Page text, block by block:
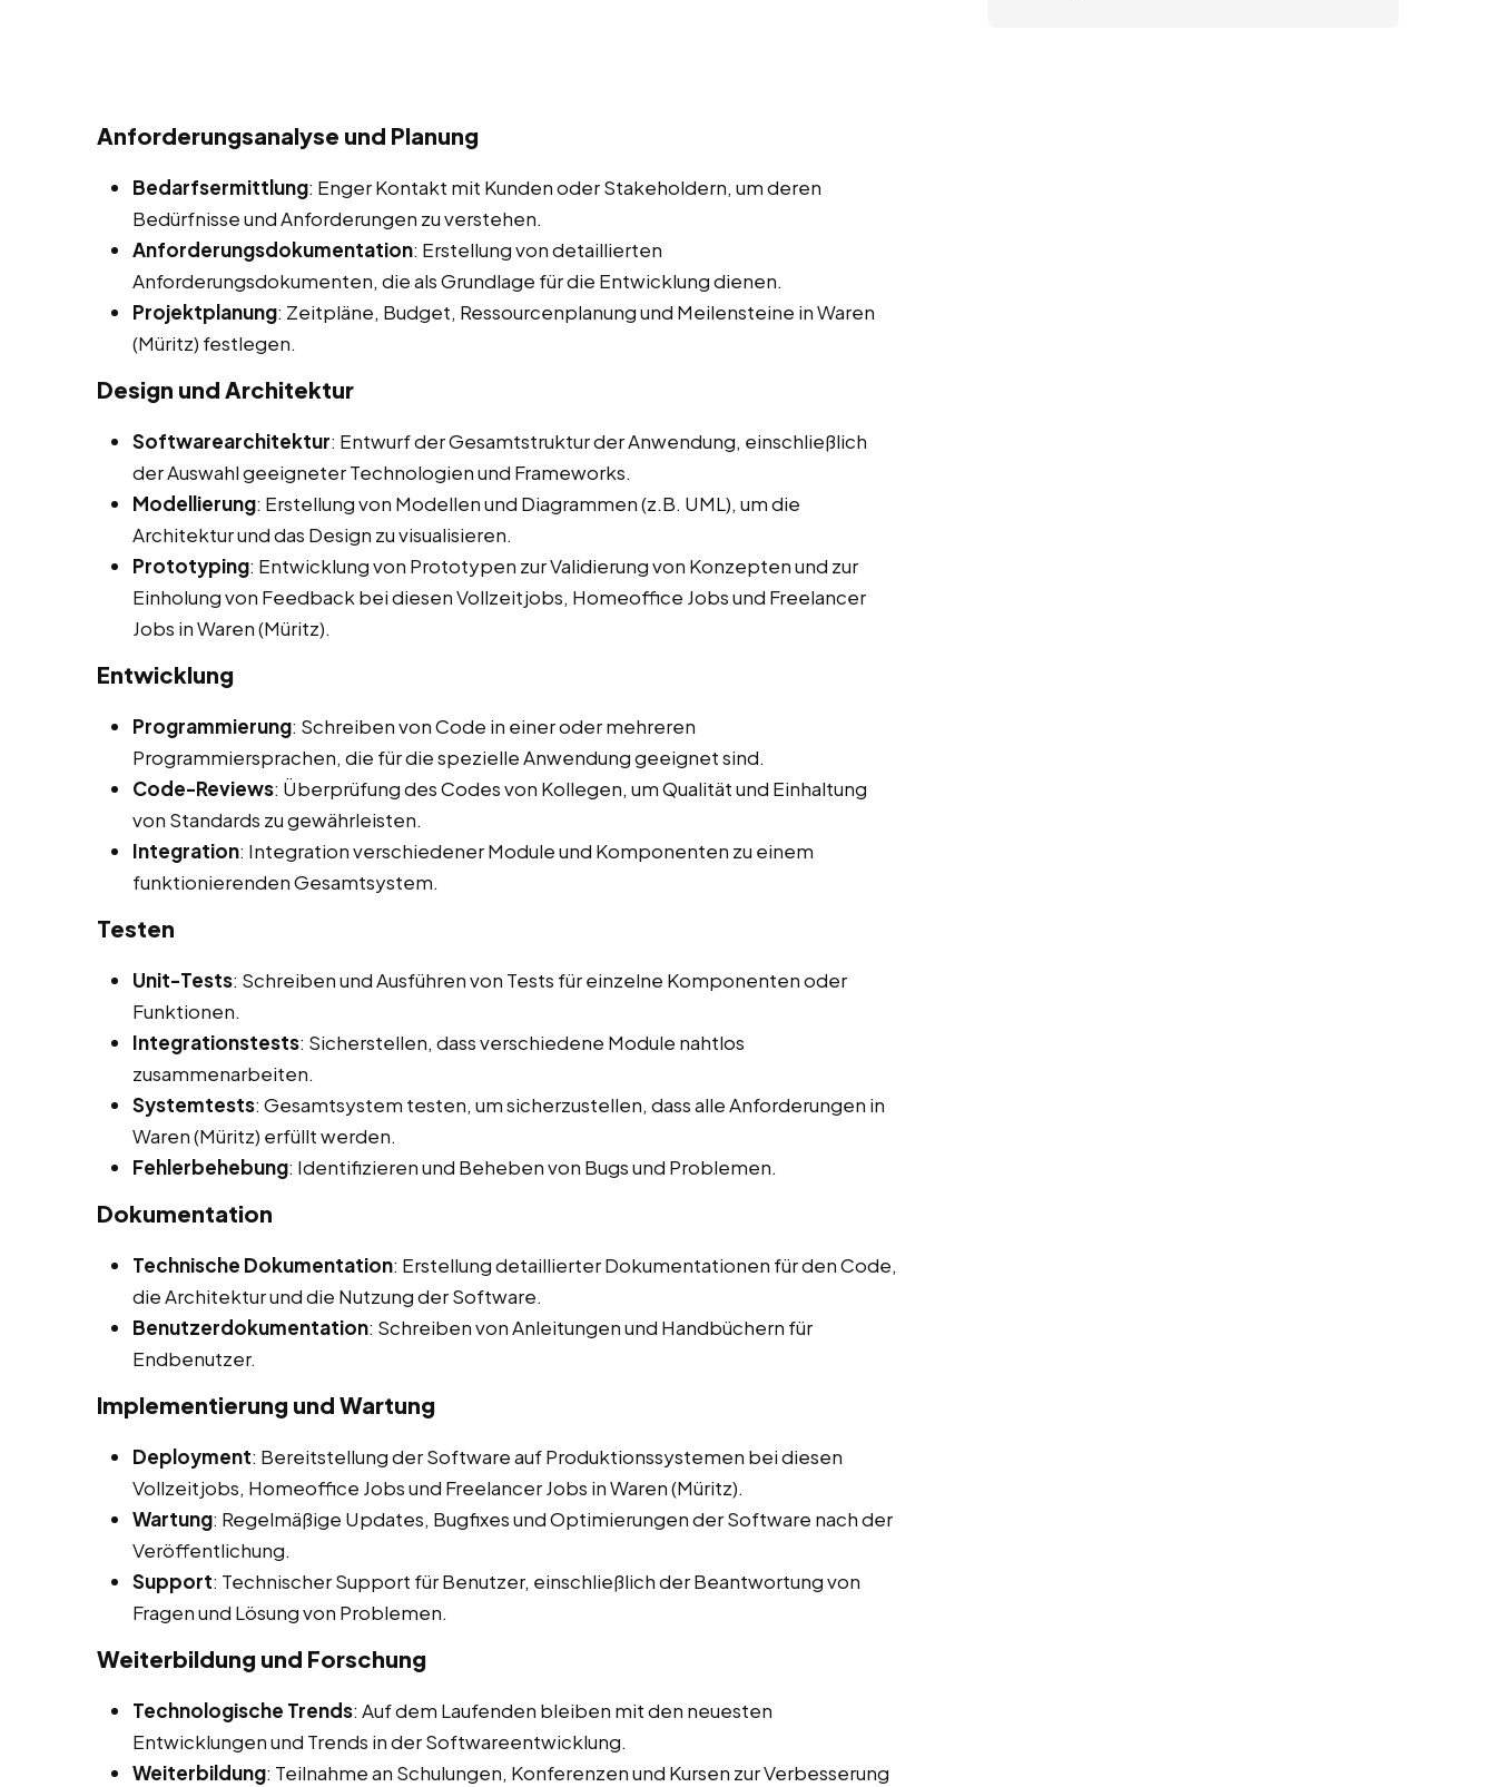
Anforderungsanalyse und Planung
Bedarfsermittlung: Enger Kontakt mit Kunden oder Stakeholdern, um deren
Bedürfnisse und Anforderungen zu verstehen.
Anforderungsdokumentation: Erstellung von detaillierten
Anforderungsdokumenten, die als Grundlage für die Entwicklung dienen.
Projektplanung: Zeitpläne, Budget, Ressourcenplanung und Meilensteine in Waren
(Müritz) festlegen.
Design und Architektur
Softwarearchitektur: Entwurf der Gesamtstruktur der Anwendung, einschließlich
der Auswahl geeigneter Technologien und Frameworks.
Modellierung: Erstellung von Modellen und Diagrammen (z.B. UML), um die
Architektur und das Design zu visualisieren.
Prototyping: Entwicklung von Prototypen zur Validierung von Konzepten und zur
Einholung von Feedback bei diesen Vollzeitjobs, Homeoffice Jobs und Freelancer
Jobs in Waren (Müritz).
Entwicklung
Programmierung: Schreiben von Code in einer oder mehreren
Programmiersprachen, die für die spezielle Anwendung geeignet sind.
Code-Reviews: Überprüfung des Codes von Kollegen, um Qualität und Einhaltung
von Standards zu gewährleisten.
Integration: Integration verschiedener Module und Komponenten zu einem
funktionierenden Gesamtsystem.
Testen
Unit-Tests: Schreiben und Ausführen von Tests für einzelne Komponenten oder
Funktionen.
Integrationstests: Sicherstellen, dass verschiedene Module nahtlos
zusammenarbeiten.
Systemtests: Gesamtsystem testen, um sicherzustellen, dass alle Anforderungen in
Waren (Müritz) erfüllt werden.
Fehlerbehebung: Identifizieren und Beheben von Bugs und Problemen.
Dokumentation
Technische Dokumentation: Erstellung detaillierter Dokumentationen für den Code,
die Architektur und die Nutzung der Software.
Benutzerdokumentation: Schreiben von Anleitungen und Handbüchern für
Endbenutzer.
Implementierung und Wartung
Deployment: Bereitstellung der Software auf Produktionssystemen bei diesen
Vollzeitjobs, Homeoffice Jobs und Freelancer Jobs in Waren (Müritz).
Wartung: Regelmäßige Updates, Bugfixes und Optimierungen der Software nach der
Veröffentlichung.
Support: Technischer Support für Benutzer, einschließlich der Beantwortung von
Fragen und Lösung von Problemen.
Weiterbildung und Forschung
Technologische Trends: Auf dem Laufenden bleiben mit den neuesten
Entwicklungen und Trends in der Softwareentwicklung.
Weiterbildung: Teilnahme an Schulungen, Konferenzen und Kursen zur Verbesserung